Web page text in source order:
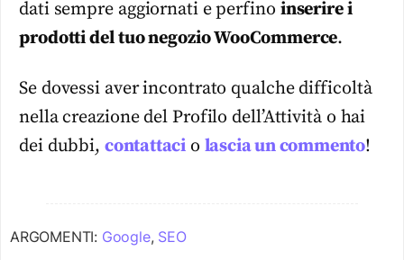
dati sempre aggiornati e perfino inserire i
prodotti del tuo negozio WooCommerce.
Se dovessi aver incontrato qualche difficoltà
nella creazione del Profilo dell’Attività o hai
dei dubbi, contattacio lascia un commento!
ARGOMENTI: Google, SEO